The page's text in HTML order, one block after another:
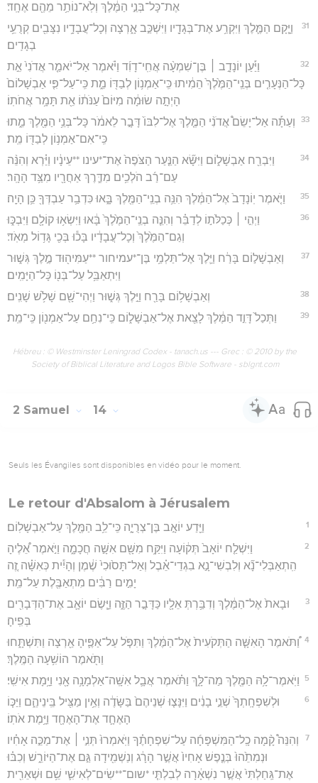
אֶת־כָּל־בְּנֵ֣י הַמֶּ֔לֶךְ וְלֹֽא־נוֹתַ֥ר מֵהֶ֖ם אֶחָֽד׃
31
וַיָּ֧קָם הַמֶּ֛לֶךְ וַיִּקְרַ֥ע אֶת־בְּגָדָ֖יו וַיִּשְׁכַּ֣ב אָ֑רְצָה וְכָל־עֲבָדָ֥יו נִצָּבִ֖ים קְרֻעֵ֥י
בְגָדִֽים׃
32
וַיַּ֡עַן יוֹנָדָ֣ב ׀ בֶּן־שִׁמְעָ֨ה אֲחִֽי־דָוִ֜ד וַיֹּ֗אמֶר אַל־יֹאמַ֤ר אֲדֹנִי֙ אֵ֣ת
כָּל־הַנְּעָרִ֤ים בְּנֵֽי־הַמֶּ֙לֶךְ֙ הֵמִ֔יתוּ כִּֽי־אַמְנ֥וֹן לְבַדּ֖וֹ מֵ֑ת כִּֽי־עַל־פִּ֤י אַבְשָׁלוֹם֙
הָיְתָ֣ה שׂוּמָ֔ה מִיּוֹם֙ עַנֹּת֔וֹ אֵ֖ת תָּמָ֥ר אֲחֹתֽוֹ׃
33
וְעַתָּ֡ה אַל־יָשֵׂם֩ אֲדֹנִ֨י הַמֶּ֤לֶךְ אֶל־לִבּוֹ֙ דָּבָ֣ר לֵאמֹ֔ר כָּל־בְּנֵ֥י הַמֶּ֖לֶךְ מֵ֑תוּ
כִּֽי־אִם־אַמְנ֥וֹן לְבַדּ֖וֹ מֵֽת׃
34
וַיִּבְרַ֖ח אַבְשָׁל֑וֹם וַיִּשָּׂ֞א הַנַּ֤עַר הַצֹּפֶה֙ אֶת־*עינו **עֵינָ֔יו וַיַּ֗רְא וְהִנֵּ֨ה
עַם־רַ֜ב הֹלְכִ֥ים מִדֶּ֛רֶךְ אַחֲרָ֖יו מִצַּ֥ד הָהָֽר׃
35 וַיֹּ֤אמֶר יֽוֹנָדָב֙ אֶל־הַמֶּ֔לֶךְ הִנֵּ֥ה בְנֵֽי־הַמֶּ֖לֶךְ בָּ֑אוּ כִּדְבַ֥ר עַבְדְּךָ֖ כֵּ֥ן הָיָֽה׃
36
וַיְהִ֣י ׀ כְּכַלֹּת֣וֹ לְדַבֵּ֗ר וְהִנֵּ֤ה בְנֵֽי־הַמֶּ֙לֶךְ֙ בָּ֔אוּ וַיִּשְׂא֥וּ קוֹלָ֖ם וַיִּבְכּ֑וּ
וְגַם־הַמֶּ֙לֶךְ֙ וְכָל־עֲבָדָ֔יו בָּכ֕וּ בְּכִ֖י גָּד֥וֹל מְאֹֽד׃
37
וְאַבְשָׁל֣וֹם בָּרַ֔ח וַיֵּ֛לֶךְ אֶל־תַּלְמַ֥י בֶּן־*עמיחור **עַמִּיה֖וּד מֶ֣לֶךְ גְּשׁ֑וּר
וַיִּתְאַבֵּ֥ל עַל־בְּנ֖וֹ כָּל־הַיָּמִֽים׃
38 וְאַבְשָׁל֥וֹם בָּרַ֖ח וַיֵּ֣לֶךְ גְּשׁ֑וּר וַיְהִי־שָׁ֖ם שָׁלֹ֥שׁ שָׁנִֽים׃
39 וַתְּכַל֙ דָּוִ֣ד הַמֶּ֔לֶךְ לָצֵ֖את אֶל־אַבְשָׁל֑וֹם כִּֽי־נִחַ֥ם עַל־אַמְנ֖וֹן כִּֽי־מֵֽת׃
Hébreu : © Westminster Leningrad Codex - tanach.us --- Grec : © 2010 by the
Society of Biblical Literature and Logos Bible Software - sblgnt.com
2 Samuel 14
Seuls les Évangiles sont disponibles en vidéo pour le moment.
Le retour d'Absalom à Jérusalem
1 וַיֵּ֖דַע יוֹאָ֣ב בֶּן־צְרֻיָ֑ה כִּֽי־לֵ֥ב הַמֶּ֖לֶךְ עַל־אַבְשָׁלֽוֹם׃
2
וַיִּשְׁלַ֤ח יוֹאָב֙ תְּק֔וֹעָה וַיִּקַּ֥ח מִשָּׁ֖ם אִשָּׁ֣ה חֲכָמָ֑ה וַיֹּ֣אמֶר אֵ֠לֶיהָ
הִֽתְאַבְּלִי־נָ֞א וְלִבְשִׁי־נָ֣א בִגְדֵי־אֵ֗בֶל וְאַל־תָּס֙וּכִי֙ שֶׁ֔מֶן וְהָיִ֕ית כְּאִשָּׁ֗ה זֶ֚ה
יָמִ֣ים רַבִּ֔ים מִתְאַבֶּ֖לֶת עַל־מֵֽת׃
3
וּבָאת֙ אֶל־הַמֶּ֔לֶךְ וְדִבַּ֥רְתְּ אֵלָ֖יו כַּדָּבָ֣ר הַזֶּ֑ה וַיָּ֧שֶׂם יוֹאָ֛ב אֶת־הַדְּבָרִ֖ים
בְּפִֽיהָ׃
4 וַ֠תֹּאמֶר הָאִשָּׁ֤ה הַתְּקֹעִית֙ אֶל־הַמֶּ֔לֶךְ וַתִּפֹּ֧ל עַל־אַפֶּ֛יהָ אַ֖רְצָה וַתִּשְׁתָּ֑חוּ
וַתֹּ֖אמֶר הוֹשִׁ֥עָה הַמֶּֽלֶךְ׃
5 וַיֹּֽאמֶר־לָ֥הּ הַמֶּ֖לֶךְ מַה־לָּ֑ךְ וַתֹּ֗אמֶר אֲבָ֛ל אִשָּֽׁה־אַלְמָנָ֥ה אָ֖נִי וַיָּ֥מָת אִישִֽׁי׃
6
וּלְשִׁפְחָֽתְךָ֙ שְׁנֵ֣י בָנִ֔ים וַיִּנָּצ֤וּ שְׁנֵיהֶם֙ בַּשָּׂדֶ֔ה וְאֵ֥ין מַצִּ֖יל בֵּֽינֵיהֶ֑ם וַיַּכּ֧וֹ
הָאֶחָ֛ד אֶת־הָאֶחָ֖ד וַיָּ֥מֶת אֹתֽוֹ׃
7
וְהִנֵּה֩ קָ֨מָה כָֽל־הַמִּשְׁפָּחָ֜ה עַל־שִׁפְחָתֶ֗ךָ וַיֹּֽאמְרוּ֙ תְּנִ֣י ׀ אֶת־מַכֵּ֣ה אָחִ֗יו
וּנְמִתֵ֙הוּ֙ בְּנֶ֤פֶשׁ אָחִיו֙ אֲשֶׁ֣ר הָרָ֔ג וְנַשְׁמִ֖ידָה גַּ֣ם אֶת־הַיּוֹרֵ֑שׁ וְכִבּ֗וּ
אֶת־גַּֽחַלְתִּי֙ אֲשֶׁ֣ר נִשְׁאָ֔רָה לְבִלְתִּ֧י *שום־**שִׂים־לְאִישִׁ֛י שֵׁ֥ם וּשְׁאֵרִ֖ית